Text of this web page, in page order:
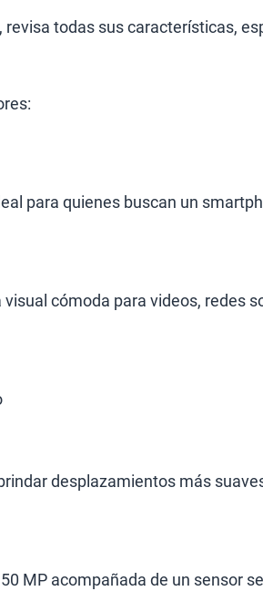
todas sus características,
para quienes buscan un
cómoda para videos, redes
desplazamientos más
MP acompañada de un sensor